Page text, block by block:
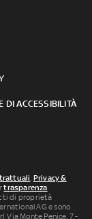
DI ACCESSIBILITÀ
, Privacy &
trasparenza
di proprietà
AG e sono
Via Monte Penice, 7 -